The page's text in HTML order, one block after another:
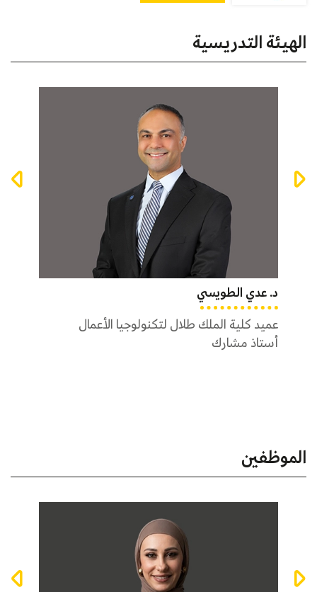
الهيئة التدريسية
د. عدي الطويسي
عميد كلية الملك طلال لتكنولوجيا الأعمال
أستاذ مشارك
د. جورج سمور
أستاذ مشارك
الموظفين